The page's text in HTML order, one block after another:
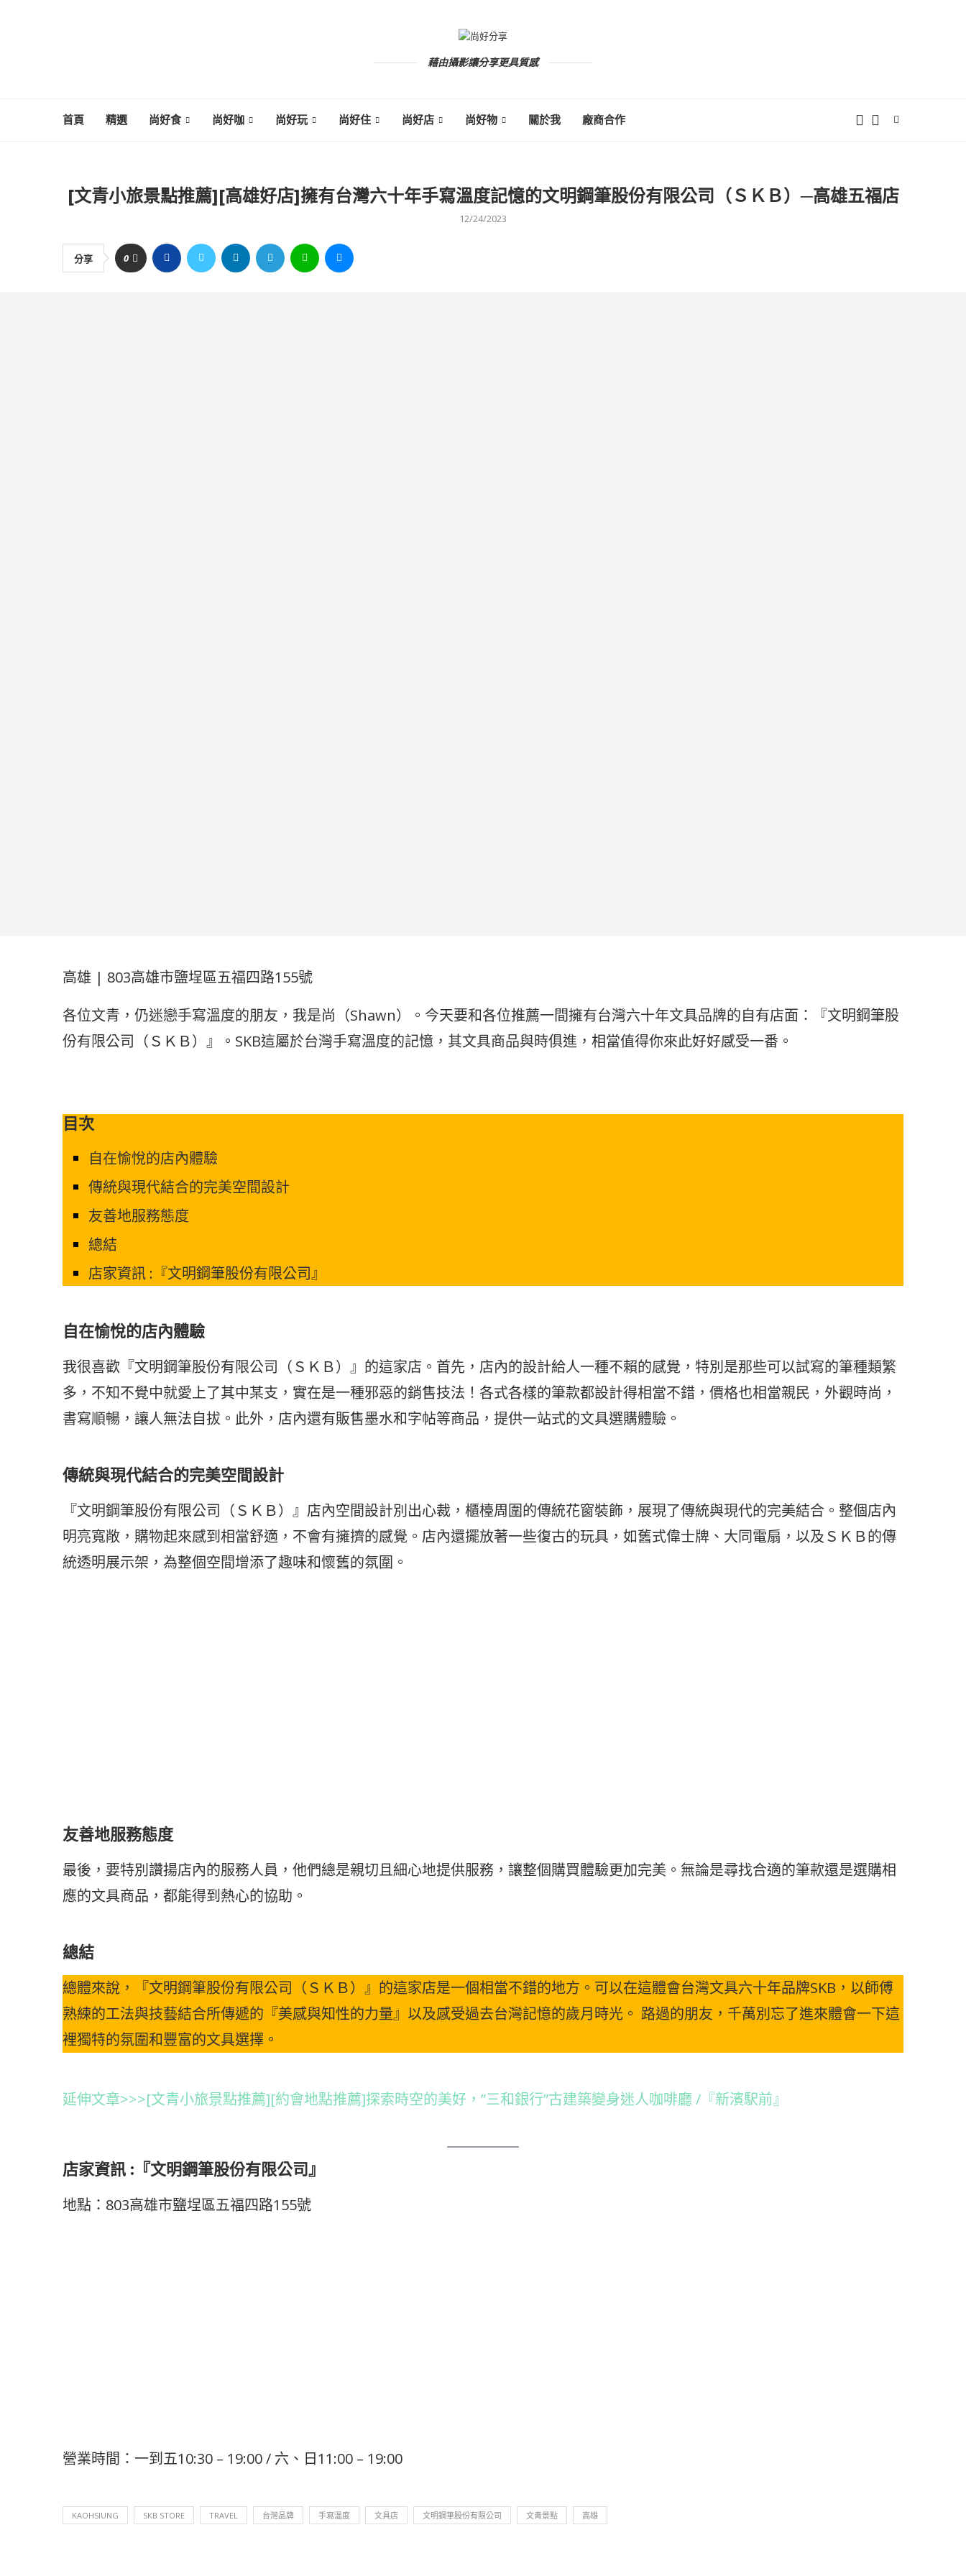
藉由攝影讓分享更具質感
首頁 精選 尚好食 尚好咖 尚好玩 尚好住 尚好店 尚好物 關於我 廠商合作
[文青小旅景點推薦][高雄好店]擁有台灣六十年手寫溫度記憶的文明鋼筆股份有限公司（ＳＫＢ）─高雄五福店
12/24/2023
分享 0
高雄 | 803高雄市鹽埕區五福四路155號
各位文青，仍迷戀手寫溫度的朋友，我是尚（Shawn）。今天要和各位推薦一間擁有台灣六十年文具品牌的自有店面：『文明鋼筆股
份有限公司（ＳＫＢ）』。SKB這屬於台灣手寫溫度的記憶，其文具商品與時俱進，相當值得你來此好好感受一番。
目次
自在愉悅的店內體驗
傳統與現代結合的完美空間設計
友善地服務態度
總結
店家資訊 :『文明鋼筆股份有限公司』
自在愉悅的店內體驗
我很喜歡『文明鋼筆股份有限公司（ＳＫＢ）』的這家店。首先，店內的設計給人一種不賴的感覺，特別是那些可以試寫的筆種類繁
多，不知不覺中就愛上了其中某支，實在是一種邪惡的銷售技法！各式各樣的筆款都設計得相當不錯，價格也相當親民，外觀時尚，
書寫順暢，讓人無法自拔。此外，店內還有販售墨水和字帖等商品，提供一站式的文具選購體驗。
傳統與現代結合的完美空間設計
『文明鋼筆股份有限公司（ＳＫＢ）』店內空間設計別出心裁，櫃檯周圍的傳統花窗裝飾，展現了傳統與現代的完美結合。整個店內
明亮寬敞，購物起來感到相當舒適，不會有擁擠的感覺。店內還擺放著一些復古的玩具，如舊式偉士牌、大同電扇，以及ＳＫＢ的傳
統透明展示架，為整個空間增添了趣味和懷舊的氛圍。
友善地服務態度
最後，要特別讚揚店內的服務人員，他們總是親切且細心地提供服務，讓整個購買體驗更加完美。無論是尋找合適的筆款還是選購相
應的文具商品，都能得到熱心的協助。
總結
總體來說，『文明鋼筆股份有限公司（ＳＫＢ）』的這家店是一個相當不錯的地方。可以在這體會台灣文具六十年品牌SKB，以師傅
熟練的工法與技藝結合所傳遞的『美感與知性的力量』以及感受過去台灣記憶的歲月時光。 路過的朋友，千萬別忘了進來體會一下這
裡獨特的氛圍和豐富的文具選擇。
延伸文章>>>[文青小旅景點推薦][約會地點推薦]探索時空的美好，”三和銀行”古建築變身迷人咖啡廳 /『新濱駅前』
店家資訊 :『文明鋼筆股份有限公司』
地點：803高雄市鹽埕區五福四路155號
營業時間：一到五10:30 – 19:00 / 六、日11:00 – 19:00
KAOHSIUNG SKB STORE TRAVEL 台灣品牌 手寫溫度 文具店 文明鋼筆股份有限公司 文青景點 高雄